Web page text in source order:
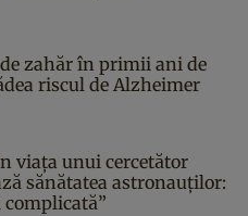
zahăr în primii ani de
riscul de Alzheimer
viața unui cercetător
sănătatea astronauților:
complicată”